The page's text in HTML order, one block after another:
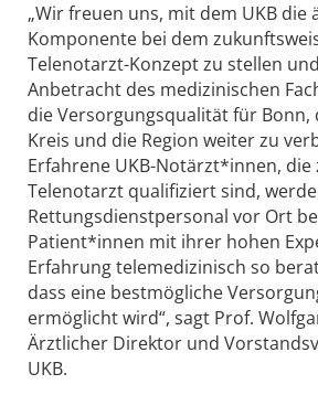
„Wir freuen uns, mit dem UKB die
Komponente bei dem
Telenotarzt-Konzept zu stellen
Anbetracht des medizinischen
die Versorgungsqualität für Bonn,
Kreis und die Region weiter zu
Erfahrene UKB-Notärzt*innen, die
Telenotarzt qualifiziert sind,
Rettungsdienstpersonal vor Ort
Patient*innen mit ihrer hohen
Erfahrung telemedizinisch so
dass eine bestmögliche
ermöglicht wird“, sagt Prof.
Ärztlicher Direktor und
UKB.